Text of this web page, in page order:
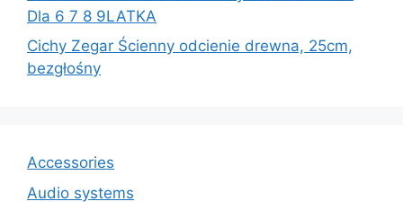
Dla 6 7 8 9LATKA
Cichy Zegar Ścienny odcienie drewna, 25cm,
bezgłośny
Accessories
Audio systems